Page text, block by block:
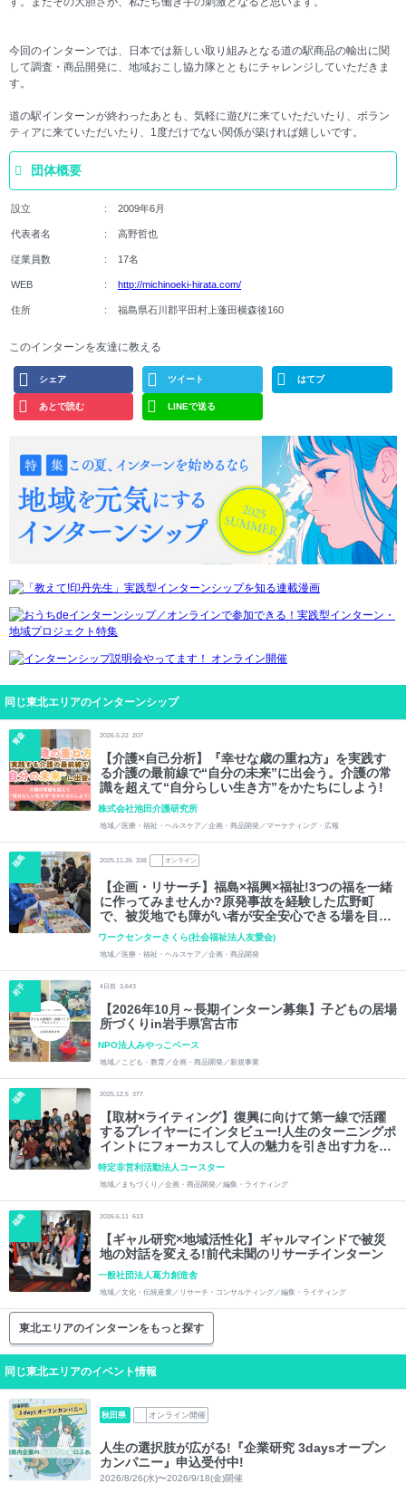
今回のインターンでは、日本では新しい取り組みとなる道の駅商品の輸出に関
して調査・商品開発に、地域おこし協力隊とともにチャレンジしていただきま
す。
道の駅インターンが終わったあとも、気軽に遊びに来ていただいたり、ボラン
ティアに来ていただいたり、1度だけでない関係が築ければ嬉しいです。
団体概要
設立 2009年6月
代表者名 高野哲也
従業員数 17名
WEB http://michinoeki-hirata.com/
住所 福島県石川郡平田村上蓬田横森後160
このインターンを友達に教える
シェア ツイート はてブ
あとで読む LINEで送る
同じ東北エリアのインターンシップ
青森 2026.5.22 207
【介護×自己分析】『幸せな歳の重ね方』を実践す
る介護の最前線で“自分の未来”に出会う。介護の常
識を超えて“自分らしい生き方”をかたちにしよう!
株式会社池田介護研究所
地域／医療・福祉・ヘルスケア／企画・商品開発／マーケティング・広報
福島 2025.11.26 338 オンライン
【企画・リサーチ】福島×福興×福祉!3つの福を一緒
に作ってみませんか?原発事故を経験した広野町
で、被災地でも障がい者が安全安心できる場を目指
して自治体に提案!
ワークセンターさくら(社会福祉法人友愛会)
地域／医療・福祉・ヘルスケア／企画・商品開発
岩手 4 日前 3,643
【2026年10月～長期インターン募集】子どもの居場
所づくりin岩手県宮古市
NPO法人みやっこベース
地域／こども・教育／企画・商品開発／新規事業
福島 2025.12.5 377
【取材×ライティング】復興に向けて第一線で活躍
するプレイヤーにインタビュー!人生のターニングポ
イントにフォーカスして人の魅力を引き出す力を身
に着けてみませんか?
特定非営利活動法人コースター
地域／まちづくり／企画・商品開発／編集・ライティング
福島 2026.6.11 613
【ギャル研究×地域活性化】ギャルマインドで被災
地の対話を変える!前代未聞のリサーチインターン
一般社団法人葛力創造舎
地域／文化・伝統産業／リサーチ・コンサルティング／編集・ライティング
東北エリアのインターンをもっと探す
同じ東北エリアのイベント情報
秋田県 オンライン開催
人生の選択肢が広がる!『企業研究 3daysオープン
カンパニー』申込受付中!
2026/8/26(水)〜2026/9/18(金)開催